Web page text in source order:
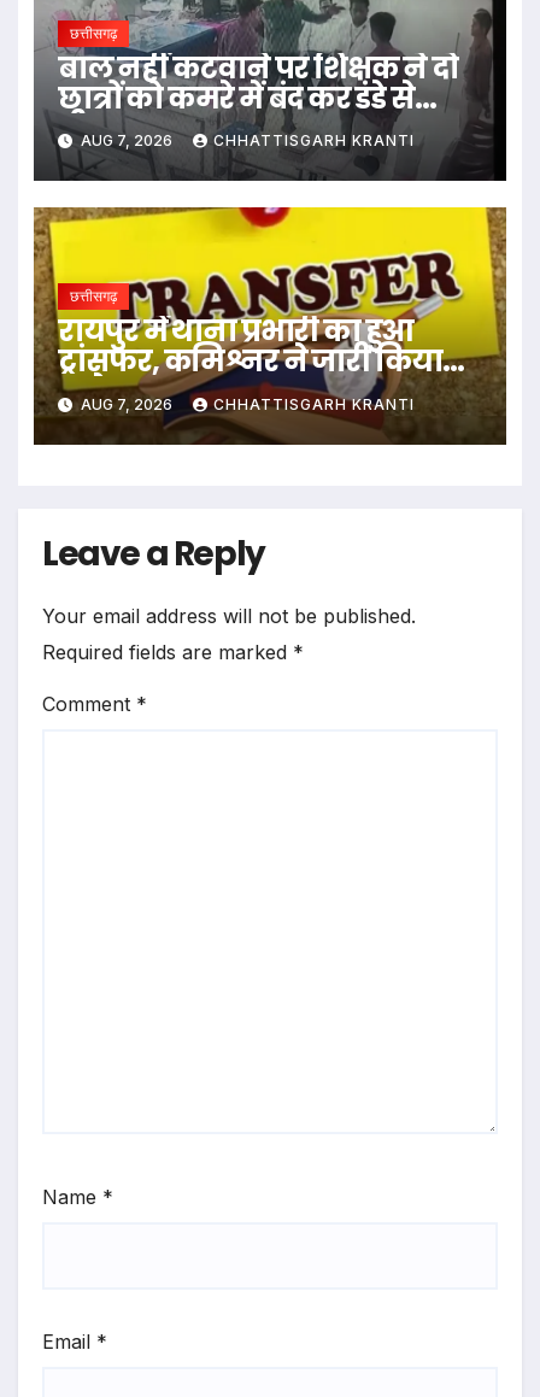
छत्तीसगढ़
बाल नहीं कटवाने पर शिक्षक ने दो
छात्रों को कमरे में बंद कर डंडे से
पीटा…
AUG 7, 2026 CHHATTISGARH KRANTI
छत्तीसगढ़
रायपुर में थाना प्रभारी का हुआ
ट्रांसफर, कमिश्नर ने जारी किया
आदेश
AUG 7, 2026 CHHATTISGARH KRANTI
Leave a Reply
Your email address will not be published.
Required fields are marked *
Comment *
Name *
Email *